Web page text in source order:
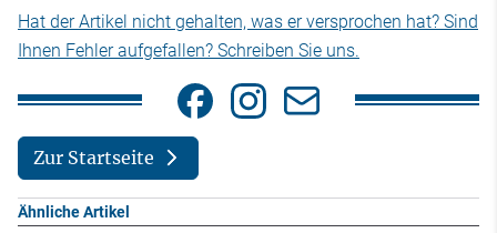
Hat der Artikel nicht gehalten, was er versprochen hat? Sind
Ihnen Fehler aufgefallen? Schreiben Sie uns.
Zur Startseite
Ähnliche Artikel